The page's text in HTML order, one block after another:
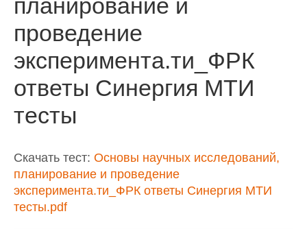
планирование и
проведение
эксперимента.ти_ФРК
ответы Синергия МТИ
тесты
Скачать тест: Основы научных исследований,
планирование и проведение
эксперимента.ти_ФРК ответы Синергия МТИ
тесты.pdf